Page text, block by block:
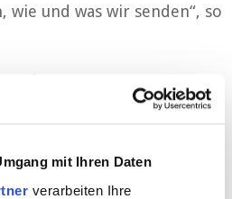
mit Ihren Daten
verarbeiten Ihre
wie und was wir senden“, so
Anzeigen